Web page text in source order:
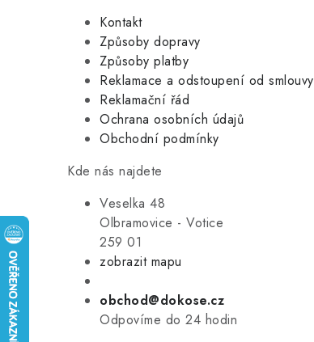
Kontakt
Způsoby dopravy
Způsoby platby
Reklamace a odstoupení od smlouvy
Reklamační řád
Ochrana osobních údajů
Obchodní podmínky
Kde nás najdete
Veselka 48
Olbramovice - Votice
259 01
zobrazit mapu
obchod@dokose.cz
Odpovíme do 24 hodin